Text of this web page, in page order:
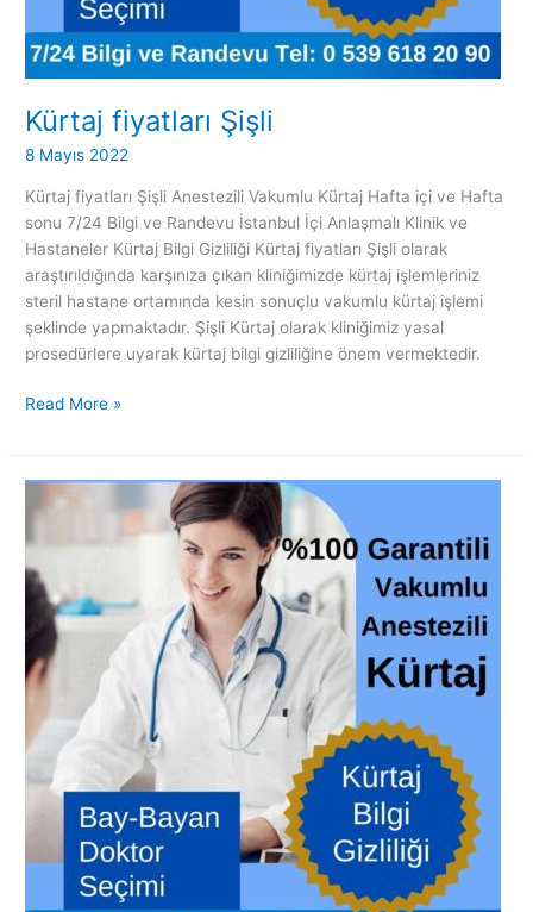
Kürtaj fiyatları Şişli
8 Mayıs 2022
Kürtaj fiyatları Şişli Anestezili Vakumlu Kürtaj Hafta içi ve Hafta
sonu 7/24 Bilgi ve Randevu İstanbul İçi Anlaşmalı Klinik ve
Hastaneler Kürtaj Bilgi Gizliliği Kürtaj fiyatları Şişli olarak
araştırıldığında karşınıza çıkan kliniğimizde kürtaj işlemleriniz
steril hastane ortamında kesin sonuçlu vakumlu kürtaj işlemi
şeklinde yapmaktadır. Şişli Kürtaj olarak kliniğimiz yasal
prosedürlere uyarak kürtaj bilgi gizliliğine önem vermektedir.
Read More »
Kürtaj
fiyatları
Sultanbeyli